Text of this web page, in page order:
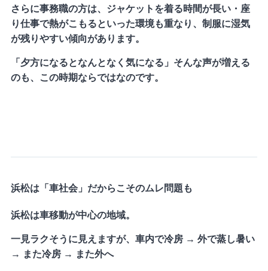
さらに事務職の方は、ジャケットを着る時間が長い・座
り仕事で熱がこもるといった環境も重なり、制服に湿気
が残りやすい傾向があります。
「夕方になるとなんとなく気になる」そんな声が増える
のも、この時期ならではなのです。
浜松は「車社会」だからこそのムレ問題も
浜松は車移動が中心の地域。
一見ラクそうに見えますが、車内で冷房 → 外で蒸し暑い
→ また冷房 → また外へ